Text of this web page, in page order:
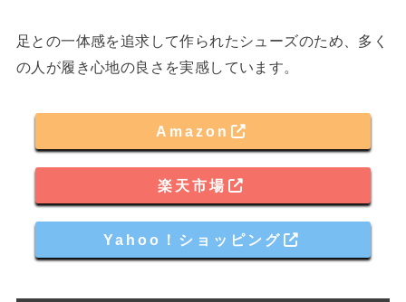
足との一体感を追求して作られたシューズのため、多く
の人が履き心地の良さを実感しています。
Amazon
楽天市場
Yahoo！ショッピング